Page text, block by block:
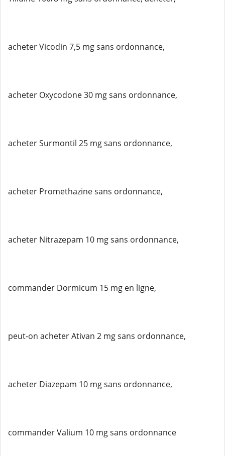
acheter Vicodin 7,5 mg sans ordonnance,
acheter Oxycodone 30 mg sans ordonnance,
acheter Surmontil 25 mg sans ordonnance,
acheter Promethazine sans ordonnance,
acheter Nitrazepam 10 mg sans ordonnance,
commander Dormicum 15 mg en ligne,
peut-on acheter Ativan 2 mg sans ordonnance,
acheter Diazepam 10 mg sans ordonnance,
commander Valium 10 mg sans ordonnance